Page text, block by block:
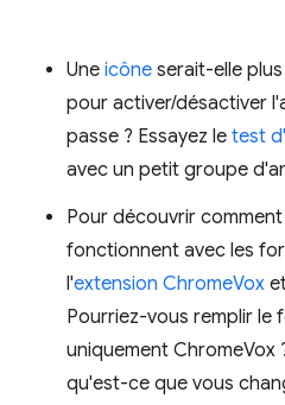
Une icône serait-elle
pour activer/désactiver
passe ? Essayez le test
avec un petit groupe
Pour découvrir
fonctionnent avec les
l'extension ChromeVox
Pourriez-vous remplir le
uniquement ChromeVox
qu'est-ce que vous